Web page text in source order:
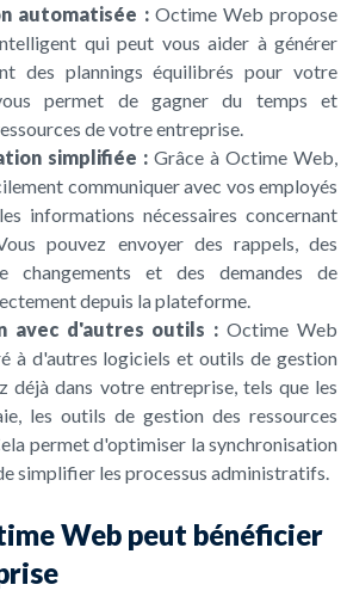
automatisée :Octime Web propose
qui peut vous aider à générer
des plannings équilibrés pour votre
permet de gagner du temps et
de votre entreprise.
simplifiée : Grâce à Octime Web,
communiquer avec vos employés
informations nécessaires concernant
pouvez envoyer des rappels, des
changements et des demandes de
depuis la plateforme.
avec d'autres outils : Octime Web
à d'autres logiciels et outils de gestion
déjà dans votre entreprise, tels que les
les outils de gestion des ressources
permet d'optimiser la synchronisation
simplifier les processus administratifs.
Web peut bénéficier